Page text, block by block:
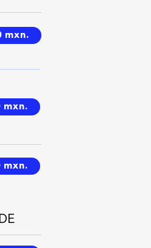
mxn.
mxn.
mxn.